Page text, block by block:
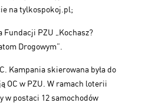
na tylkospokoj.pl;
Fundacji PZU „Kochasz?
Drogowym”.
Kampania skierowana była do
OC w PZU. W ramach loterii
w postaci 12 samochodów